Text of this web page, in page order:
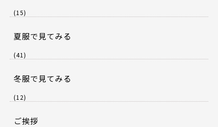
(15)
夏服で見てみる
(41)
冬服で見てみる
(12)
ご挨拶